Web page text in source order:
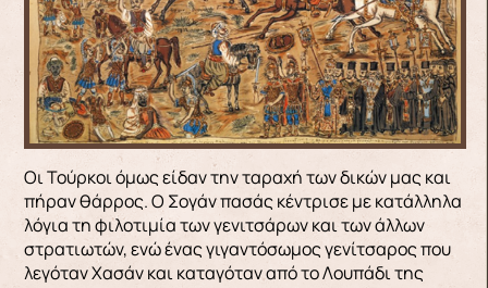
Οι Τούρκοι όμως είδαν την ταραχή των δικών μας και
πήραν θάρρος. Ο Σογάν πασάς κέντρισε με κατάλληλα
λόγια τη φιλοτιμία των γενιτσάρων και των άλλων
στρατιωτών, ενώ ένας γιγαντόσωμος γενίτσαρος που
λεγόταν Χασάν και καταγόταν από το Λουπάδι της